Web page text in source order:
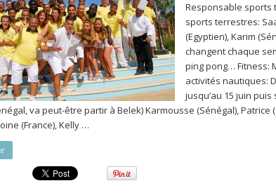
Responsable sports
sports terrestres:
(Egyptien), Karim
changent chaque
ping pong… Fitness:
activités nautiques:
jusqu’au 15 juin
va peut-être partir à Belek) Karmousse (Sénégal), Patrice
(France), Kelly …